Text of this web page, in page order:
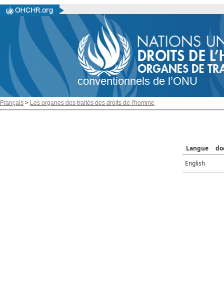
conventionnels de l’ONU
Français > Les organes des traités des droits de l'homme
Langue
English